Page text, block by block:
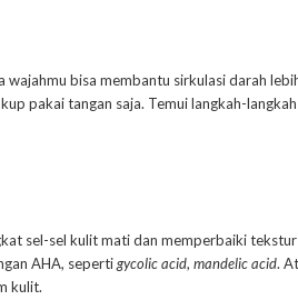
bisa membantu sirkulasi darah
pakai tangan saja. Temui langkah-
sel kulit mati dan memperbaiki tekstur
AHA, sepertigycolic acid, mandelic acid.
kulit.